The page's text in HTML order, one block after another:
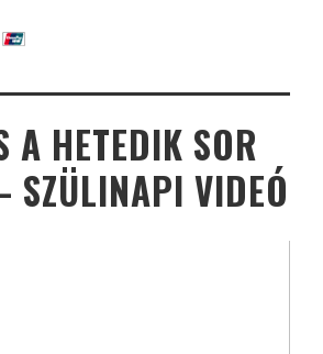
A HETEDIK SOR
SZÜLINAPI VIDEÓ